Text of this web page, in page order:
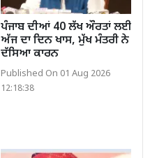
ਪੰਜਾਬ ਦੀਆਂ 40 ਲੱਖ ਔਰਤਾਂ ਲਈ
ਅੱਜ ਦਾ ਦਿਨ ਖਾਸ, ਮੁੱਖ ਮੰਤਰੀ ਨੇ
ਦੱਸਿਆ ਕਾਰਨ
Published On 01 Aug 2026
12:18:38